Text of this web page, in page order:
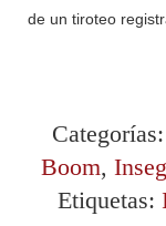
de un tiroteo
Categorías:
Boom,
Etiquetas: